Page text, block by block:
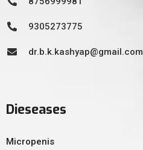
9305273775
dr.b.k.kashyap@gmail.com
Dieseases
Micropenis